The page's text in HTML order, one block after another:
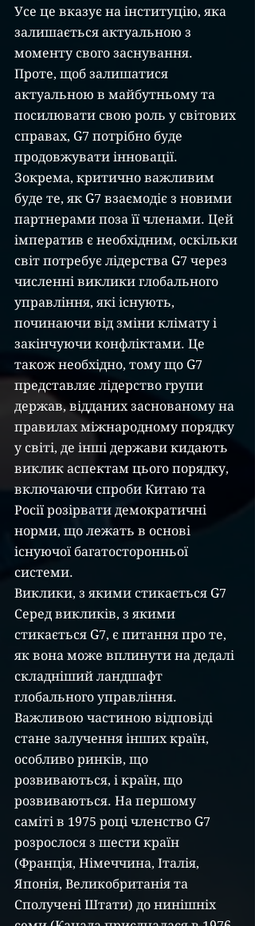
Усе це вказує на інституцію, яка
залишається актуальною з
моменту свого заснування.
Проте, щоб залишатися
актуальною в майбутньому та
посилювати свою роль у світових
справах, G7 потрібно буде
продовжувати інновації.
Зокрема, критично важливим
буде те, як G7 взаємодіє з новими
партнерами поза її членами. Цей
імператив є необхідним, оскільки
світ потребує лідерства G7 через
численні виклики глобального
управління, які існують,
починаючи від зміни клімату і
закінчуючи конфліктами. Це
також необхідно, тому що G7
представляє лідерство групи
держав, відданих заснованому на
правилах міжнародному порядку
у світі, де інші держави кидають
виклик аспектам цього порядку,
включаючи спроби Китаю та
Росії розірвати демократичні
норми, що лежать в основі
існуючої багатосторонньої
системи.
Виклики, з якими стикається G7
Серед викликів, з якими
стикається G7, є питання про те,
як вона може вплинути на дедалі
складніший ландшафт
глобального управління.
Важливою частиною відповіді
стане залучення інших країн,
особливо ринків, що
розвиваються, і країн, що
розвиваються. На першому
саміті в 1975 році членство G7
розрослося з шести країн
(Франція, Німеччина, Італія,
Японія, Великобританія та
Сполучені Штати) до нинішніх